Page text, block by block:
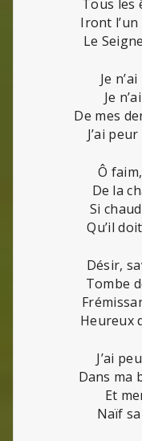
Tous les
Iront
Le
Je
Je
De mes
J’ai
Ô
De la
Si
Qu’il
Désir,
Tombe
Heureux
J’ai
Dans ma
Et
Naïf